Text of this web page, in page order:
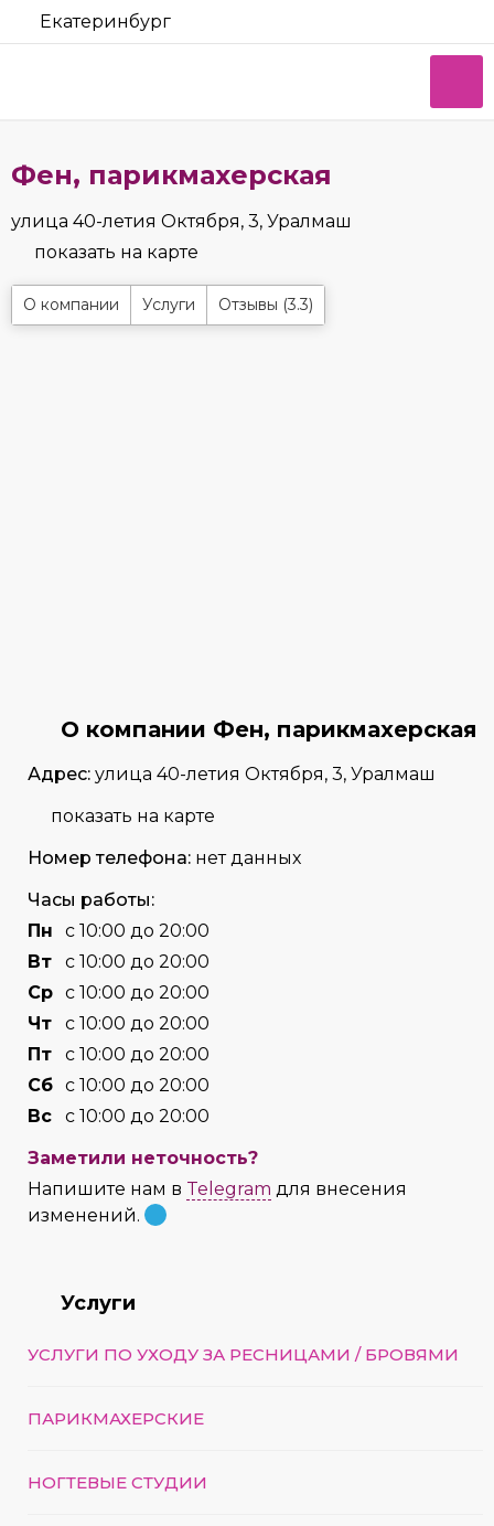
Екатеринбург
Фен, парикмахерская
улица 40-летия Октября, 3, Уралмаш
показать на карте
О компании Услуги Отзывы (3.3)
О компании Фен, парикмахерская
Адрес: улица 40-летия Октября, 3, Уралмаш
показать на карте
Номер телефона: нет данных
Часы работы:
Пн
с 10:00 до 20:00
Вт
с 10:00 до 20:00
Cр с 10:00 до 20:00
Чт
с 10:00 до 20:00
Пт
с 10:00 до 20:00
Сб с 10:00 до 20:00
Вс
с 10:00 до 20:00
Заметили неточность?
Напишите нам в Telegram для внесения
изменений.
Услуги
УСЛУГИ ПО УХОДУ ЗА РЕСНИЦАМИ / БРОВЯМИ
ПАРИКМАХЕРСКИЕ
НОГТЕВЫЕ СТУДИИ